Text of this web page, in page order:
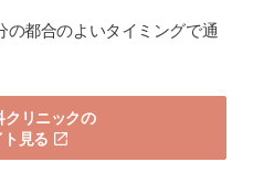
の都合のよいタイミングで通
クリニックの
見る